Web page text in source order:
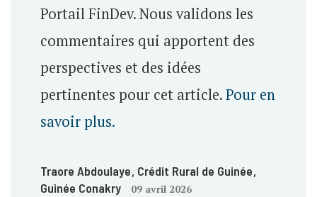
Portail FinDev. Nous validons les
commentaires qui apportent des
perspectives et des idées
pertinentes pour cet article.Pour en
savoir plus.
Traore Abdoulaye, Crédit Rural de Guinée,
Guinée Conakry
09 avril 2026